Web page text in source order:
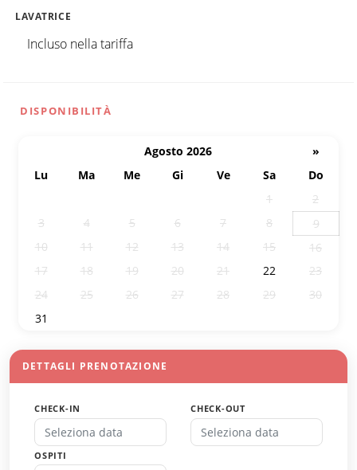
LAVATRICE
Incluso nella tariffa
DISPONIBILITÀ
Agosto 2026
»
Lu
Ma Me Gi Ve Sa
Do
1
2
3
4 5 6 7 8
9
10
11 12 13 14 15
16
17
18 19 20 21 22
23
24
25 26 27 28 29
30
31
DETTAGLI PRENOTAZIONE
CHECK-IN CHECK-OUT
OSPITI